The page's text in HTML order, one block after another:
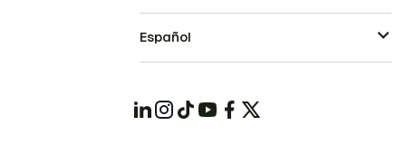
Español